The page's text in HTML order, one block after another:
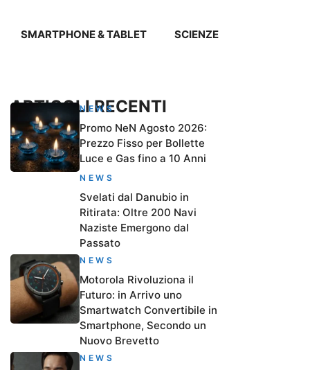
SMARTPHONE & TABLET SCIENZE
ARTICOLI RECENTI
NEWS
Promo NeN Agosto 2026:
Prezzo Fisso per Bollette
Luce e Gas fino a 10 Anni
NEWS
Svelati dal Danubio in
Ritirata: Oltre 200 Navi
Naziste Emergono dal
Passato
NEWS
Motorola Rivoluziona il
Futuro: in Arrivo uno
Smartwatch Convertibile in
Smartphone, Secondo un
Nuovo Brevetto
NEWS